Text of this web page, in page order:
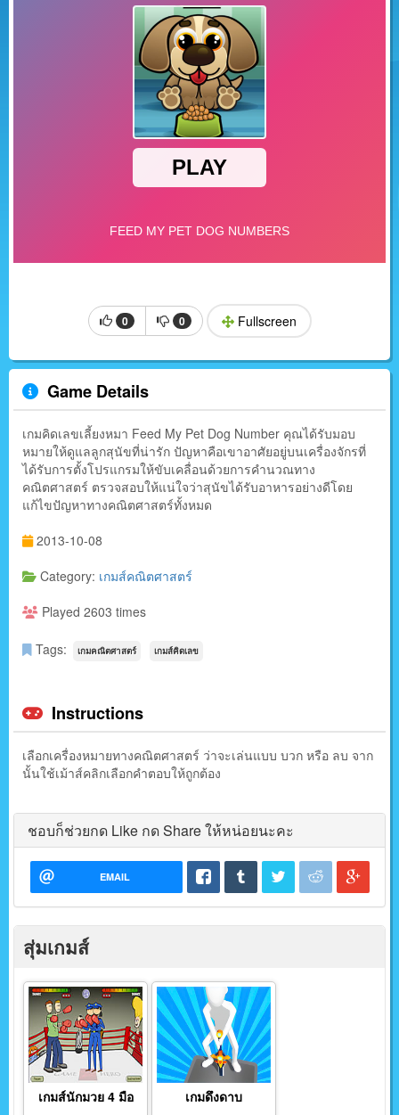
0 0 Fullscreen
Game Details
เกมคิดเลขเลี้ยงหมา Feed My Pet Dog Number คุณได้รับมอบ
หมายให้ดูแลลูกสุนัขที่น่ารัก ปัญหาคือเขาอาศัยอยู่บนเครื่องจักรที่
ได้รับการตั้งโปรแกรมให้ขับเคลื่อนด้วยการคำนวณทาง
คณิตศาสตร์ ตรวจสอบให้แน่ใจว่าสุนัขได้รับอาหารอย่างดีโดย
แก้ไขปัญหาทางคณิตศาสตร์ทั้งหมด
2013-10-08
Category: เกมส์คณิตศาสตร์
Played 2603 times
Tags: เกมคณิตศาสตร์ เกมส์คิดเลข
Instructions
เลือกเครื่องหมายทางคณิตศาสตร์ ว่าจะเล่นแบบ บวก หรือ ลบ จาก
นั้นใช้เม้าส์คลิกเลือกคำตอบให้ถูกต้อง
ชอบก็ช่วยกด Like กด Share ให้หน่อยนะคะ
EMAIL
สุ่มเกมส์
เกมส์นักมวย 4 มือ เกมดึงดาบ